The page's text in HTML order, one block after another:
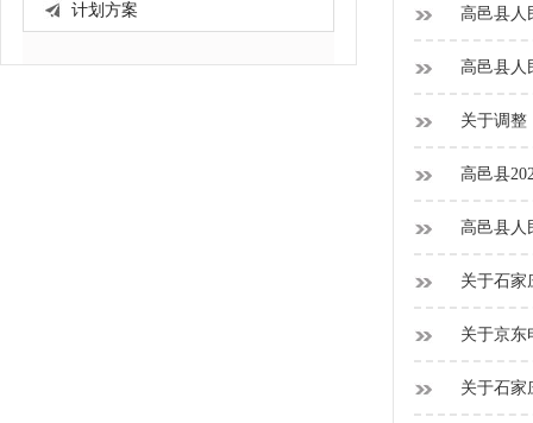
计划方案 高邑县人
高邑县人
关于调整
高邑县
高邑县人
关于石家
关于京东
关于石家